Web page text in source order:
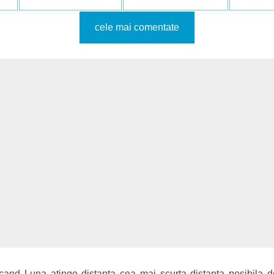
cele mai comentate